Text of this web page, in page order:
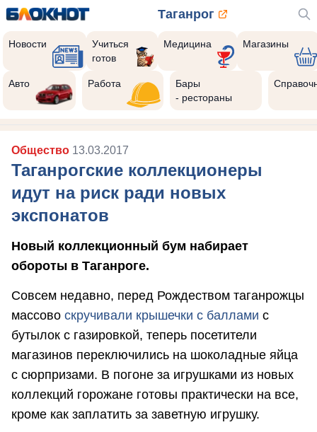
Таганрог
Новости
Учиться
готов
Медицина Магазины
Авто Работа
Бары
- рестораны
Общество 13.03.2017
Таганрогские коллекционеры
идут на риск ради новых
экспонатов
Новый коллекционный бум набирает
обороты в Таганроге.
Совсем недавно, перед Рождеством таганрожцы
массово скручивали крышечки с баллами с
бутылок с газировкой, теперь посетители
магазинов переключились на шоколадные яйца
с сюрпризами. В погоне за игрушками из новых
коллекций горожане готовы практически на все,
кроме как заплатить за заветную игрушку.